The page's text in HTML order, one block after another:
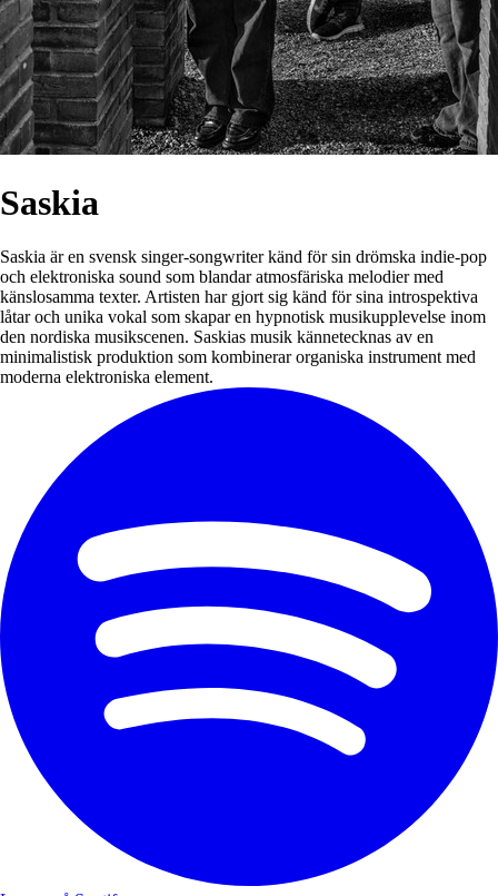
Saskia
Saskia är en svensk singer-songwriter känd för sin drömska indie-pop
och elektroniska sound som blandar atmosfäriska melodier med
känslosamma texter. Artisten har gjort sig känd för sina introspektiva
låtar och unika vokal som skapar en hypnotisk musikupplevelse inom
den nordiska musikscenen. Saskias musik kännetecknas av en
minimalistisk produktion som kombinerar organiska instrument med
moderna elektroniska element.